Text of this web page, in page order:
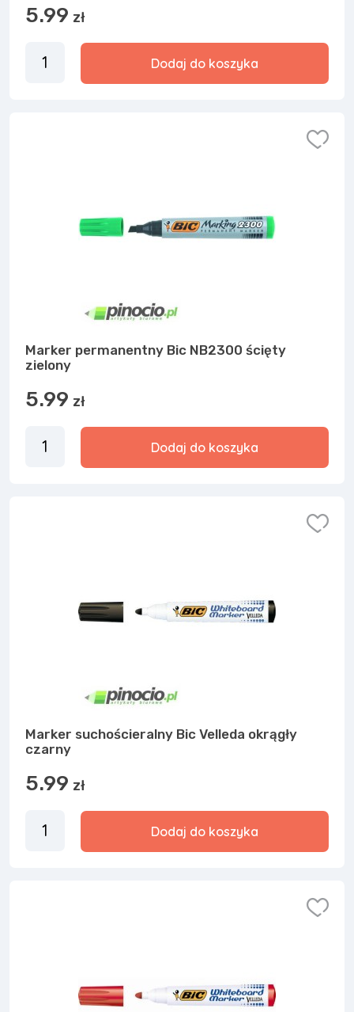
5.99 zł
Dodaj do koszyka
Marker permanentny Bic NB2300 ścięty
zielony
5.99 zł
Dodaj do koszyka
Marker suchościeralny Bic Velleda okrągły
czarny
5.99 zł
Dodaj do koszyka